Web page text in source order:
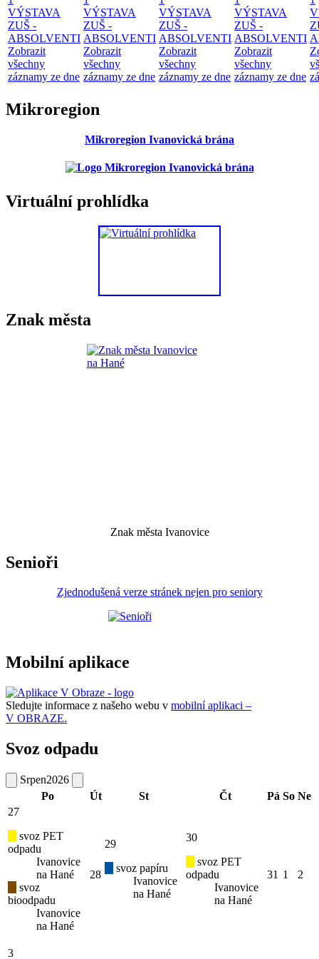
VÝSTAVA
ZUŠ -
ABSOLVENTI
Zobrazit
všechny
záznamy ze dne
VÝSTAVA
ZUŠ -
ABSOLVENTI
Zobrazit
všechny
záznamy ze dne
VÝSTAVA
ZUŠ -
ABSOLVENTI
Zobrazit
všechny
záznamy ze dne
VÝSTAVA
ZUŠ -
ABSOLVENTI
Zobrazit
všechny
záznamy ze dne
Mikroregion
Mikroregion Ivanovická brána
Virtuální prohlídka
Znak města
Znak města Ivanovice
Senioři
Zjednodušená verze stránek nejen pro seniory
Mobilní aplikace
Sledujte informace z našeho webu v mobilní aplikaci –
V OBRAZE.
Svoz odpadu
Srpen2026
Po
Út St Čt Pá So Ne
27
svoz PET
odpadu
Ivanovice
na Hané
svoz
bioodpadu
Ivanovice
na Hané
28
29
svoz papíru
Ivanovice
na Hané
30
svoz PET
odpadu
Ivanovice
na Hané
31 1 2
3